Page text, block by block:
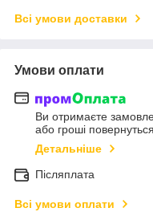
Всі умови доставки
Умови оплати
Ви отримаєте
або гроші
Детальніше
Післяплата
Всі умови оплати